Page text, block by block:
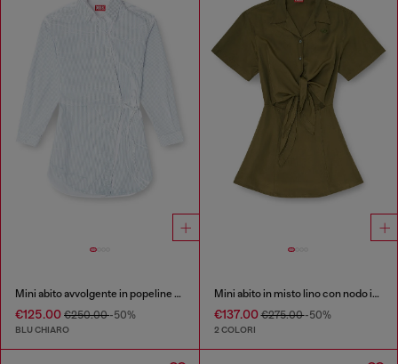
Mini abito avvolgente in popeline con righe sottili
€125.00 €250.00-50%
BLU CHIARO
Mini abito in misto lino con nodo in vita
€137.00€275.00-50%
2 COLORI